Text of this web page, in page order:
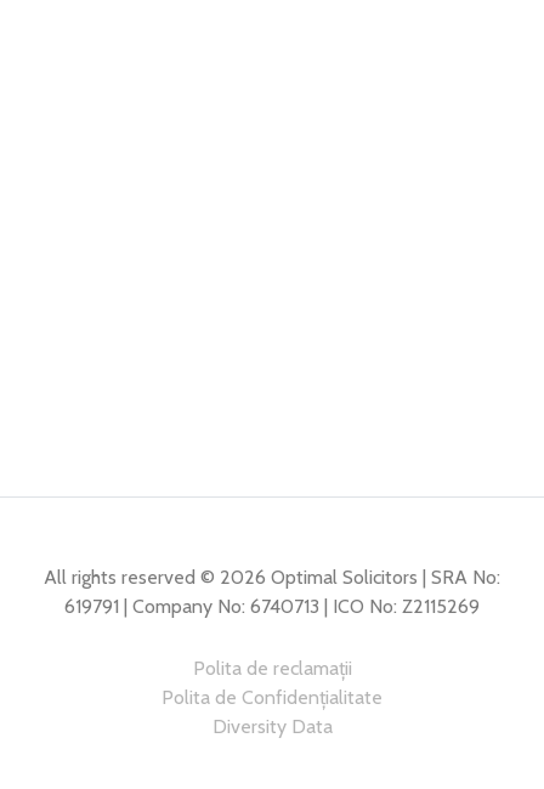
All rights reserved © 2026 Optimal Solicitors | SRA No:
619791 | Company No: 6740713 | ICO No: Z2115269
Polita de reclamații
Polita de Confidențialitate
Diversity Data